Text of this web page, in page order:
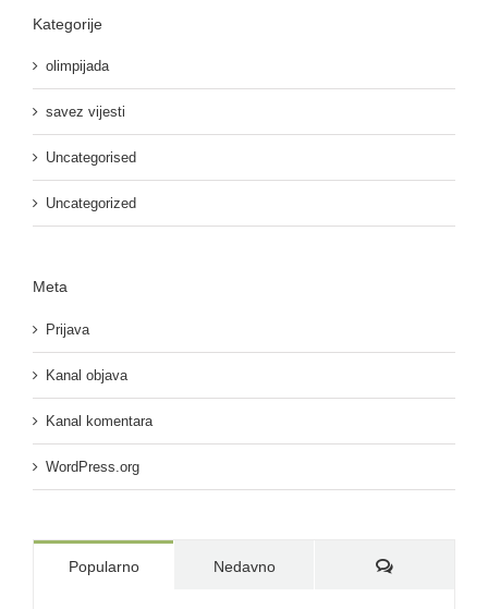
Kategorije
olimpijada
savez vijesti
Uncategorised
Uncategorized
Meta
Prijava
Kanal objava
Kanal komentara
WordPress.org
Popularno Nedavno Komentari: